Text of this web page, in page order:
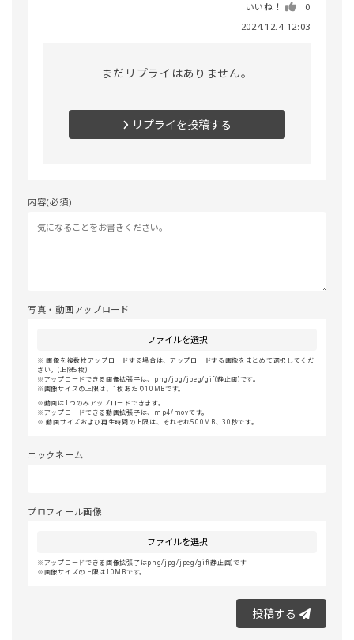
いいね！
0
2024.12.4 12:03
まだリプライはありません。
リプライを投稿する
内容(必須)
写真・動画アップロード
ファイルを選択
画像を複数枚アップロードする場合は、アップロードする画像をまとめて選択してくだ
さい。(上限5枚)
アップロードできる画像拡張子は、png/jpg/jpeg/gif(静止画)です。
画像サイズの上限は、1枚あたり10MBです。
動画は1つのみアップロードできます。
アップロードできる動画拡張子は、mp4/movです。
動画サイズおよび再生時間の上限は、それぞれ500MB、30秒です。
ニックネーム
プロフィール画像
ファイルを選択
アップロードできる画像拡張子はpng/jpg/jpeg/gif(静止画)です
画像サイズの上限は10MBです。
投稿する